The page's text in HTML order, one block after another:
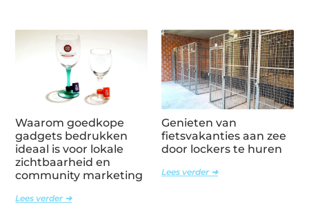
Waarom goedkope
gadgets bedrukken
ideaal is voor lokale
zichtbaarheid en
community marketing
Lees verder ➜
Genieten van
fietsvakanties aan zee
door lockers te huren
Lees verder ➜